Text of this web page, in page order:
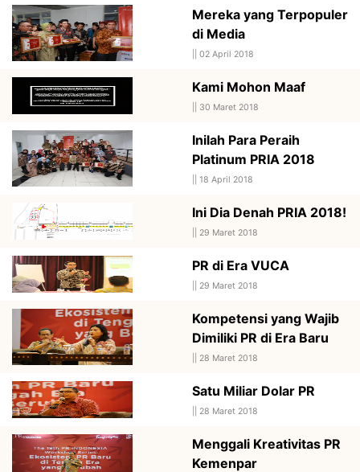
Mereka yang Terpopuler
di Media
02 April 2018
Kami Mohon Maaf
30 Maret 2018
Inilah Para Peraih
Platinum PRIA 2018
18 April 2018
Ini Dia Denah PRIA 2018!
29 Maret 2018
PR di Era VUCA
29 Maret 2018
Kompetensi yang Wajib
Dimiliki PR di Era Baru
28 Maret 2018
Satu Miliar Dolar PR
28 Maret 2018
Menggali Kreativitas PR
Kemenpar